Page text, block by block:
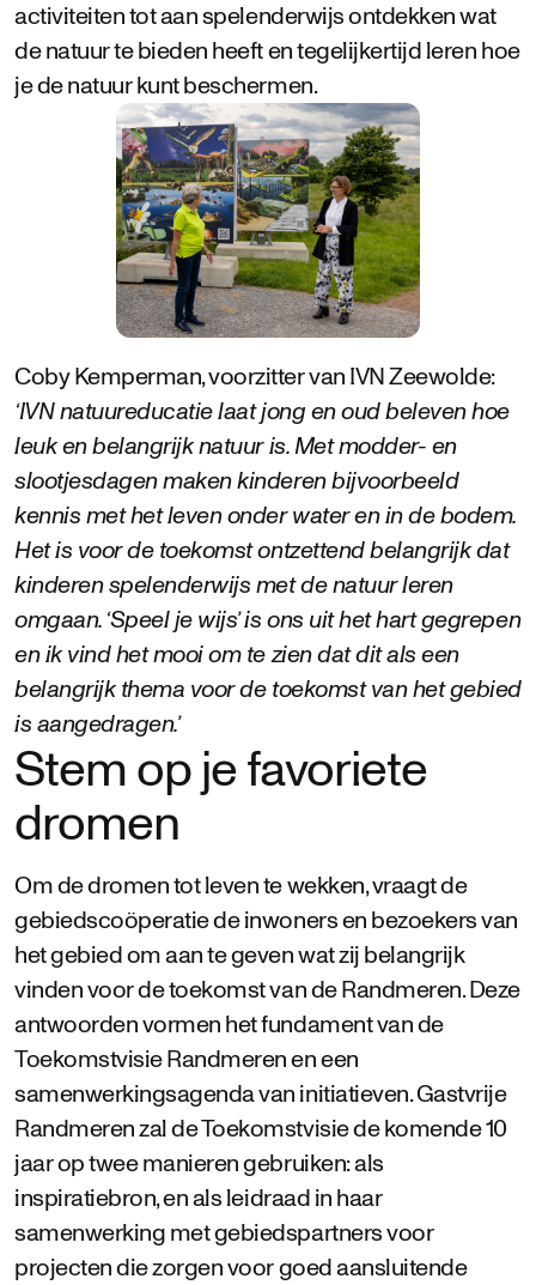
activiteiten tot aan spelenderwijs ontdekken wat
de natuur te bieden heeft en tegelijkertijd leren hoe
je de natuur kunt beschermen.
Coby Kemperman, voorzitter van IVN Zeewolde:
‘IVN natuureducatie laat jong en oud beleven hoe
leuk en belangrijk natuur is. Met modder- en
slootjesdagen maken kinderen bijvoorbeeld
kennis met het leven onder water en in de bodem.
Het is voor de toekomst ontzettend belangrijk dat
kinderen spelenderwijs met de natuur leren
omgaan. ‘Speel je wijs’ is ons uit het hart gegrepen
en ik vind het mooi om te zien dat dit als een
belangrijk thema voor de toekomst van het gebied
is aangedragen.’
Stem op je favoriete
dromen
Om de dromen tot leven te wekken, vraagt de
gebiedscoöperatie de inwoners en bezoekers van
het gebied om aan te geven wat zij belangrijk
vinden voor de toekomst van de Randmeren. Deze
antwoorden vormen het fundament van de
Toekomstvisie Randmeren en een
samenwerkingsagenda van initiatieven. Gastvrije
Randmeren zal de Toekomstvisie de komende 10
jaar op twee manieren gebruiken: als
inspiratiebron, en als leidraad in haar
samenwerking met gebiedspartners voor
projecten die zorgen voor goed aansluitende